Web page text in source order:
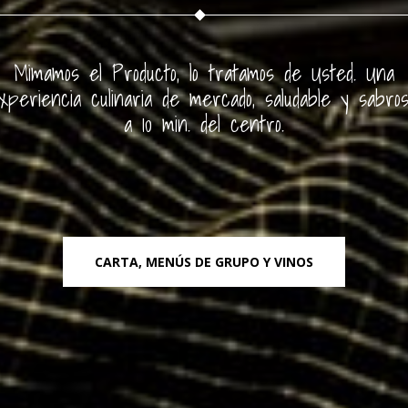
Mimamos el Producto, lo tratamos de Usted. Una
culinaria de mercado, saludable y
a 10 min. del centro.
CARTA, MENÚS DE GRUPO Y VINOS